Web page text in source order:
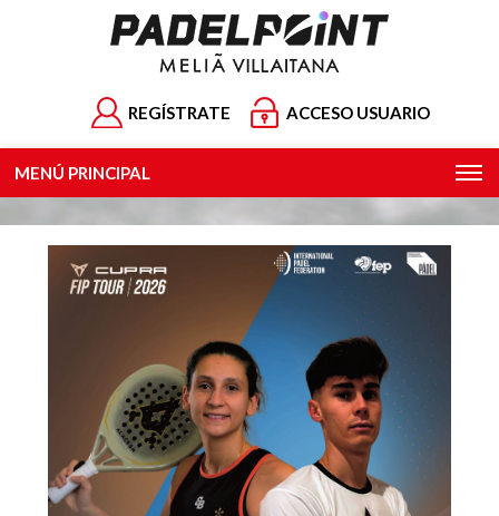
REGÍSTRATE ACCESO USUARIO
MENÚ PRINCIPAL